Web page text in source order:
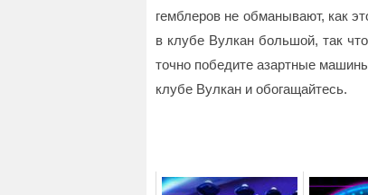
гемблеров не обманывают, как
в клубе Вулкан большой, так
точно победите азартные
клубе Вулкан и обогащайтесь.